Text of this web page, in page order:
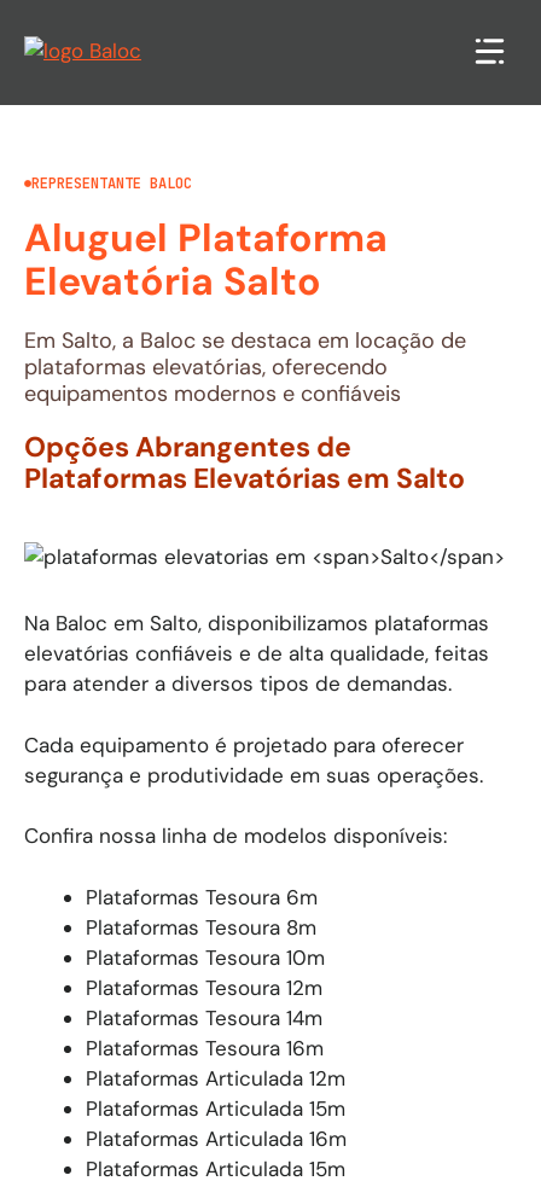
para
conteúdo
REPRESENTANTE BALOC
Aluguel Plataforma
Elevatória Salto
Em Salto, a Baloc se destaca em locação de
plataformas elevatórias, oferecendo
equipamentos modernos e confiáveis
Opções Abrangentes de
Plataformas Elevatórias em Salto
Na Baloc em Salto, disponibilizamos plataformas
elevatórias confiáveis e de alta qualidade, feitas
para atender a diversos tipos de demandas.
Cada equipamento é projetado para oferecer
segurança e produtividade em suas operações.
Confira nossa linha de modelos disponíveis:
Plataformas Tesoura 6m
Plataformas Tesoura 8m
Plataformas Tesoura 10m
Plataformas Tesoura 12m
Plataformas Tesoura 14m
Plataformas Tesoura 16m
Plataformas Articulada 12m
Plataformas Articulada 15m
Plataformas Articulada 16m
Plataformas Articulada 15m